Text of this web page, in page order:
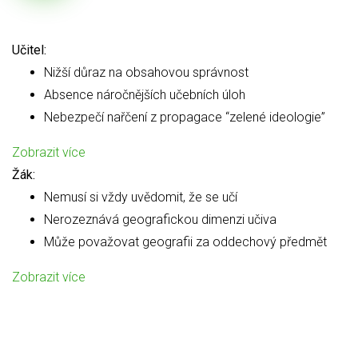
Učitel:
Nižší důraz na obsahovou správnost
Absence náročnějších učebních úloh
Nebezpečí nařčení z propagace “zelené ideologie”
Zobrazit více
Žák:
Nemusí si vždy uvědomit, že se učí
Nerozeznává geografickou dimenzi učiva
Může považovat geografii za oddechový předmět
Zobrazit více